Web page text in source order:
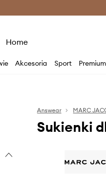
Home
Akcesoria Sport Premium
Answear MARC
Sukienki